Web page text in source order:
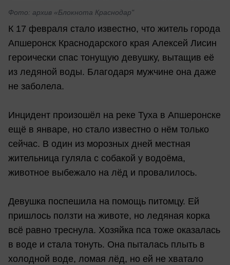
Фото: архив «Блокнота Краснодар"
К 17 февраля стало известно, что житель города
Апшеронск Краснодарского края Алексей Лисин
героически спас тонущую девушку, вытащив её
из ледяной воды. Благодаря мужчине она даже
не заболела.
Инцидент произошёл на реке Туха в Апшеронске
ещё в январе, но стало известно о нём только
сейчас. В один из морозных дней местная
жительница гуляла с собакой у водоёма,
животное выбежало на лёд и провалилось.
Девушка поспешила на помощь питомцу. Ей
пришлось ползти на животе, но ледяная корка
всё равно треснула. Хозяйка пса тоже оказалась
в воде и стала тонуть. Она пыталась плыть в
холодной воде, ломая лёд, но ей не хватало